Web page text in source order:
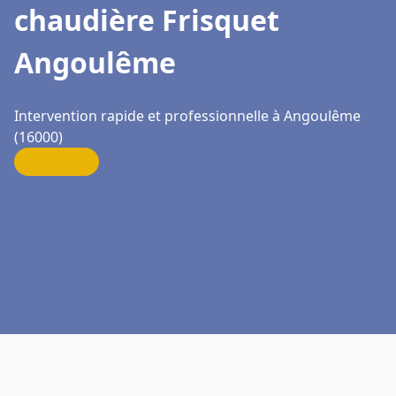
chaudière Frisquet
Angoulême
Intervention rapide et professionnelle à Angoulême
(16000)